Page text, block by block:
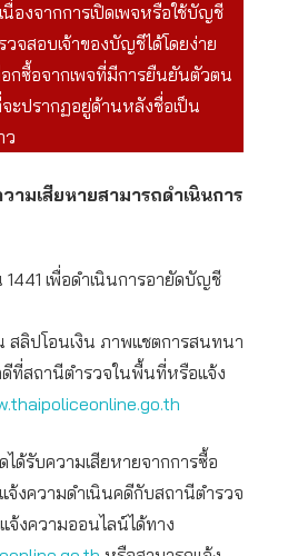
องจากการเปิดเพจหรือใช้บัญชี
จสอบเจ้าของบัญชีได้โดยง่าย
อกซื้อจากเพจที่มีการยืนยันตัวตน
ะปรากฏอยู่ด้านหลังชื่อเป็น
ว
ามเสียหายสามารถดำเนินการ
เพื่อดำเนินการอายัดบัญชี
สลิปโอนเงิน ภาพแชตการสนทนา
ดีที่สถานีตำรวจในพื้นที่หรือแจ้ง
ด้รับความเสียหายจากการซื้อ
งความดำเนินคดีกับสถานีตำรวจ
จ้งความออนไลน์ได้ทาง